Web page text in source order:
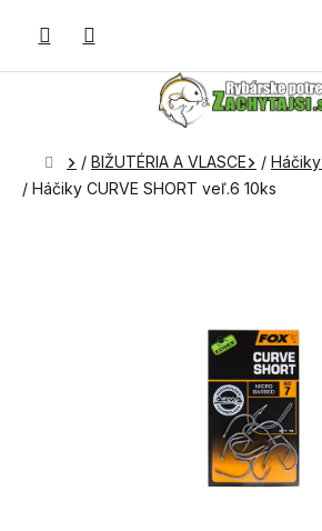
Domov
/ BIŽUTÉRIA A VLASCE / Háčiky
/ Háčiky CURVE SHORT veľ.6 10ks